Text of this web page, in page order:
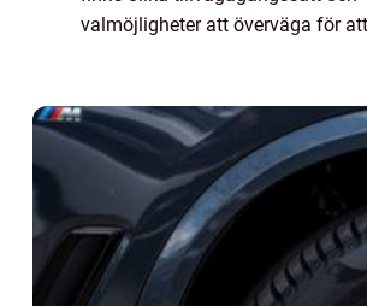
valmöjligheter att överväga för
guid...